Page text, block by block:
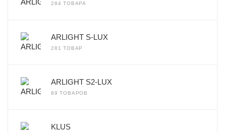
284 ТОВАРА
ARLIGHT S-LUX
281 ТОВАР
ARLIGHT S2-LUX
89 ТОВАРОВ
KLUS